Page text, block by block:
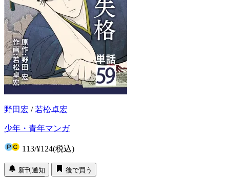
野田宏 / 若松卓宏
少年・青年マンガ
113/¥124(税込)
新刊通知
後で買う